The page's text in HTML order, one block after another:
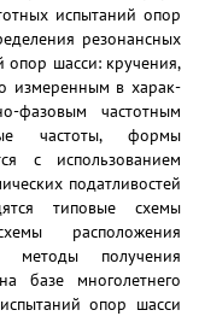
испытаний опор
резонансных
опор шасси: кручения,
измеренным в харак­
фазовым частотным
частоты, фор­мы
с использованием
податливостей
типовые схемы
рас­положения
методы получения
базе многолетнего
опор шасси